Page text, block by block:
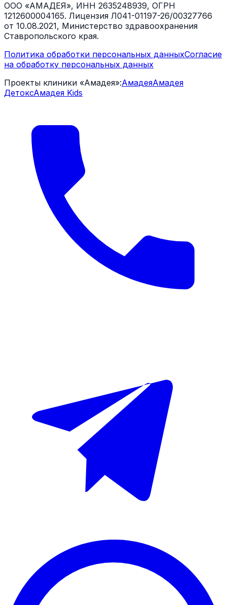
ООО «АМАДЕЯ», ИНН 2635248939, ОГРН
1212600004165. Лицензия Л041-01197-26/00327766
от 10.08.2021, Министерство здравоохранения
Ставропольского края.
Политика обработки персональных данныхСогласие
на обработку персональных данных
Проекты клиники «Амадея»:АмадеяАмадея
ДетоксАмадея Kids